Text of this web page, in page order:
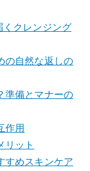
クレンジング
の自然な返しの
準備とマナーの
作用
リット
すめスキンケア